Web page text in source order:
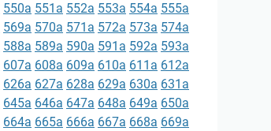
550a 551a 552a 553a 554a 555a
569a 570a 571a 572a 573a 574a
588a 589a 590a 591a 592a 593a
607a 608a 609a 610a 611a 612a
626a 627a 628a 629a 630a 631a
645a 646a 647a 648a 649a 650a
664a 665a 666a 667a 668a 669a